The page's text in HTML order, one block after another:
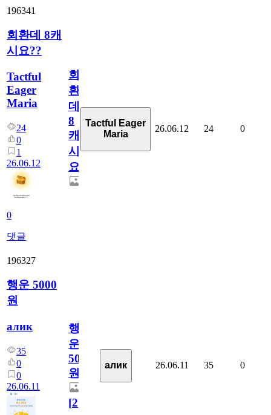
196341
회환데 8캐
시요??
Tactful
Eager
Maria
24
0
1
26.06.12
0
댓글
회
환
데
8
캐
시
요??
Tactful Eager
Maria
26.06.12 24 0
196327
행운 5000
원
алик
35
0
0
26.06.11
행
운
5000
원
[2]
алик 26.06.11 35 0